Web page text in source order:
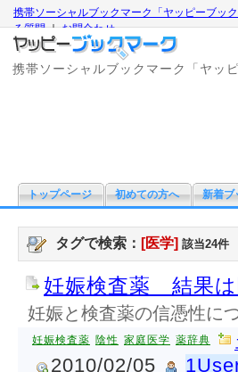
携帯ソーシャルブックマーク「ヤッピーブック
る質問｜お問合わせ
携帯ソーシャルブックマーク「ヤッ
トップページ 初めての方へ 新着ブ
タグで検索： [医学] 該当24件
妊娠検査薬 結果は
妊娠と検査薬の信憑性に
妊娠検査薬 陰性 家庭医学 薬辞典
2010/02/05